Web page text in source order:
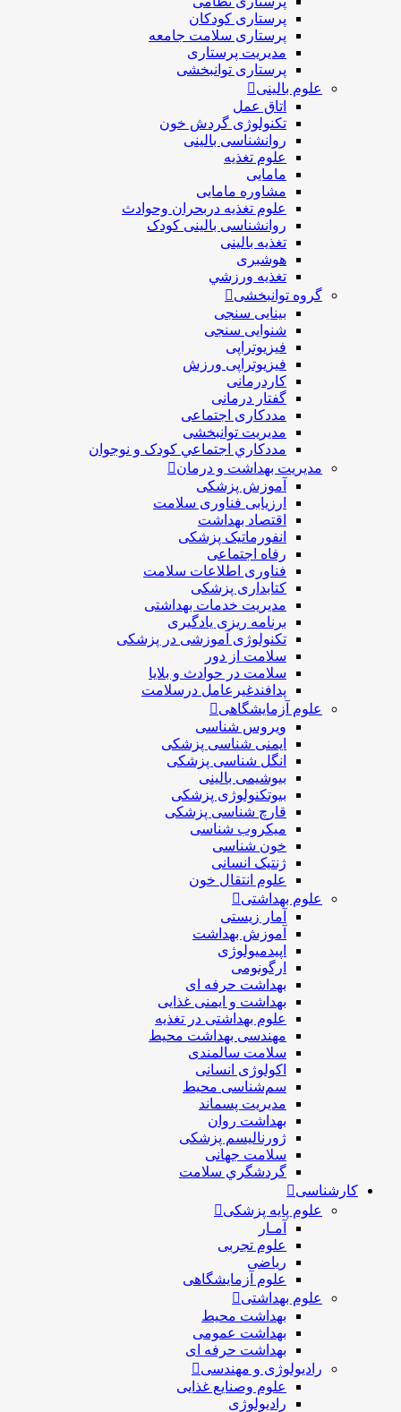
پرستاری کودکان
پرستاری سلامت جامعه
مدیریت پرستاری
پرستاری توانبخشی
علوم بالینی
اتاق عمل
تکنولوژی گردش خون
روانشناسی بالینی
علوم تغذیه
مامایی
مشاوره مامایی
علوم تغذیه دربحران وحوادث
روانشناسی بالینی کودک
تغذیه بالینی
هوشبری
تغذيه ورزشي
گروه توانبخشی
بینایی سنجی
شنوایی سنجی
فیزیوتراپی
فیزیوتراپی ورزش
کاردرمانی
گفتار درمانی
مددکاری اجتماعی
مديريت توانبخشی
مددکاري اجتماعي کودک و نوجوان
مدیریت بهداشت و درمان
آموزش پزشکی
ارزیابی فناوری سلامت
اقتصاد بهداشت
انفورماتیک پزشکی
رفاه اجتماعی
فناوری اطلاعات سلامت
کتابداری پزشکی
مديريت خدمات بهداشتی
برنامه ریزی یادگیری
تکنولوژی آموزشی در پزشکی
سلامت از دور
سلامت در حوادث و بلایا
پدافندغیرعامل درسلامت
علوم آزمایشگاهی
ویروس شناسی
ایمنی شناسی پزشكی
انگل شناسی پزشکی
بیوشیمی بالینی
بیوتکنولوژی پزشکی
قارچ شناسی پزشکی
ميكروب شناسی
خون شناسی
ژنتیک انسانی
علوم انتقال خون
علوم بهداشتی
آمار زیستی
آموزش بهداشت
اپیدمیولوژی
ارگونومی
بهداشت حرفه ای
بهداشت و ایمنی غذایی
علوم بهداشتی در تغذیه
مهندسی بهداشت محيط
سلامت سالمندی
اکولوژی انسانی
سم‌شناسی محیط
مدیریت پسماند
بهداشت روان
ژورنالیسم پزشکی
سلامت جهانی
گردشگري سلامت
کارشناسی
علوم پایه پزشکی
آمـار
علوم تجربی
ریاضی
علوم آزمایشگاهی
علوم بهداشتی
بهداشت محیط
بهداشت عمومی
بهداشت حرفه ای
رادیولوژی و مهندسی
علوم وصنایع غذایی
رادیولوژی